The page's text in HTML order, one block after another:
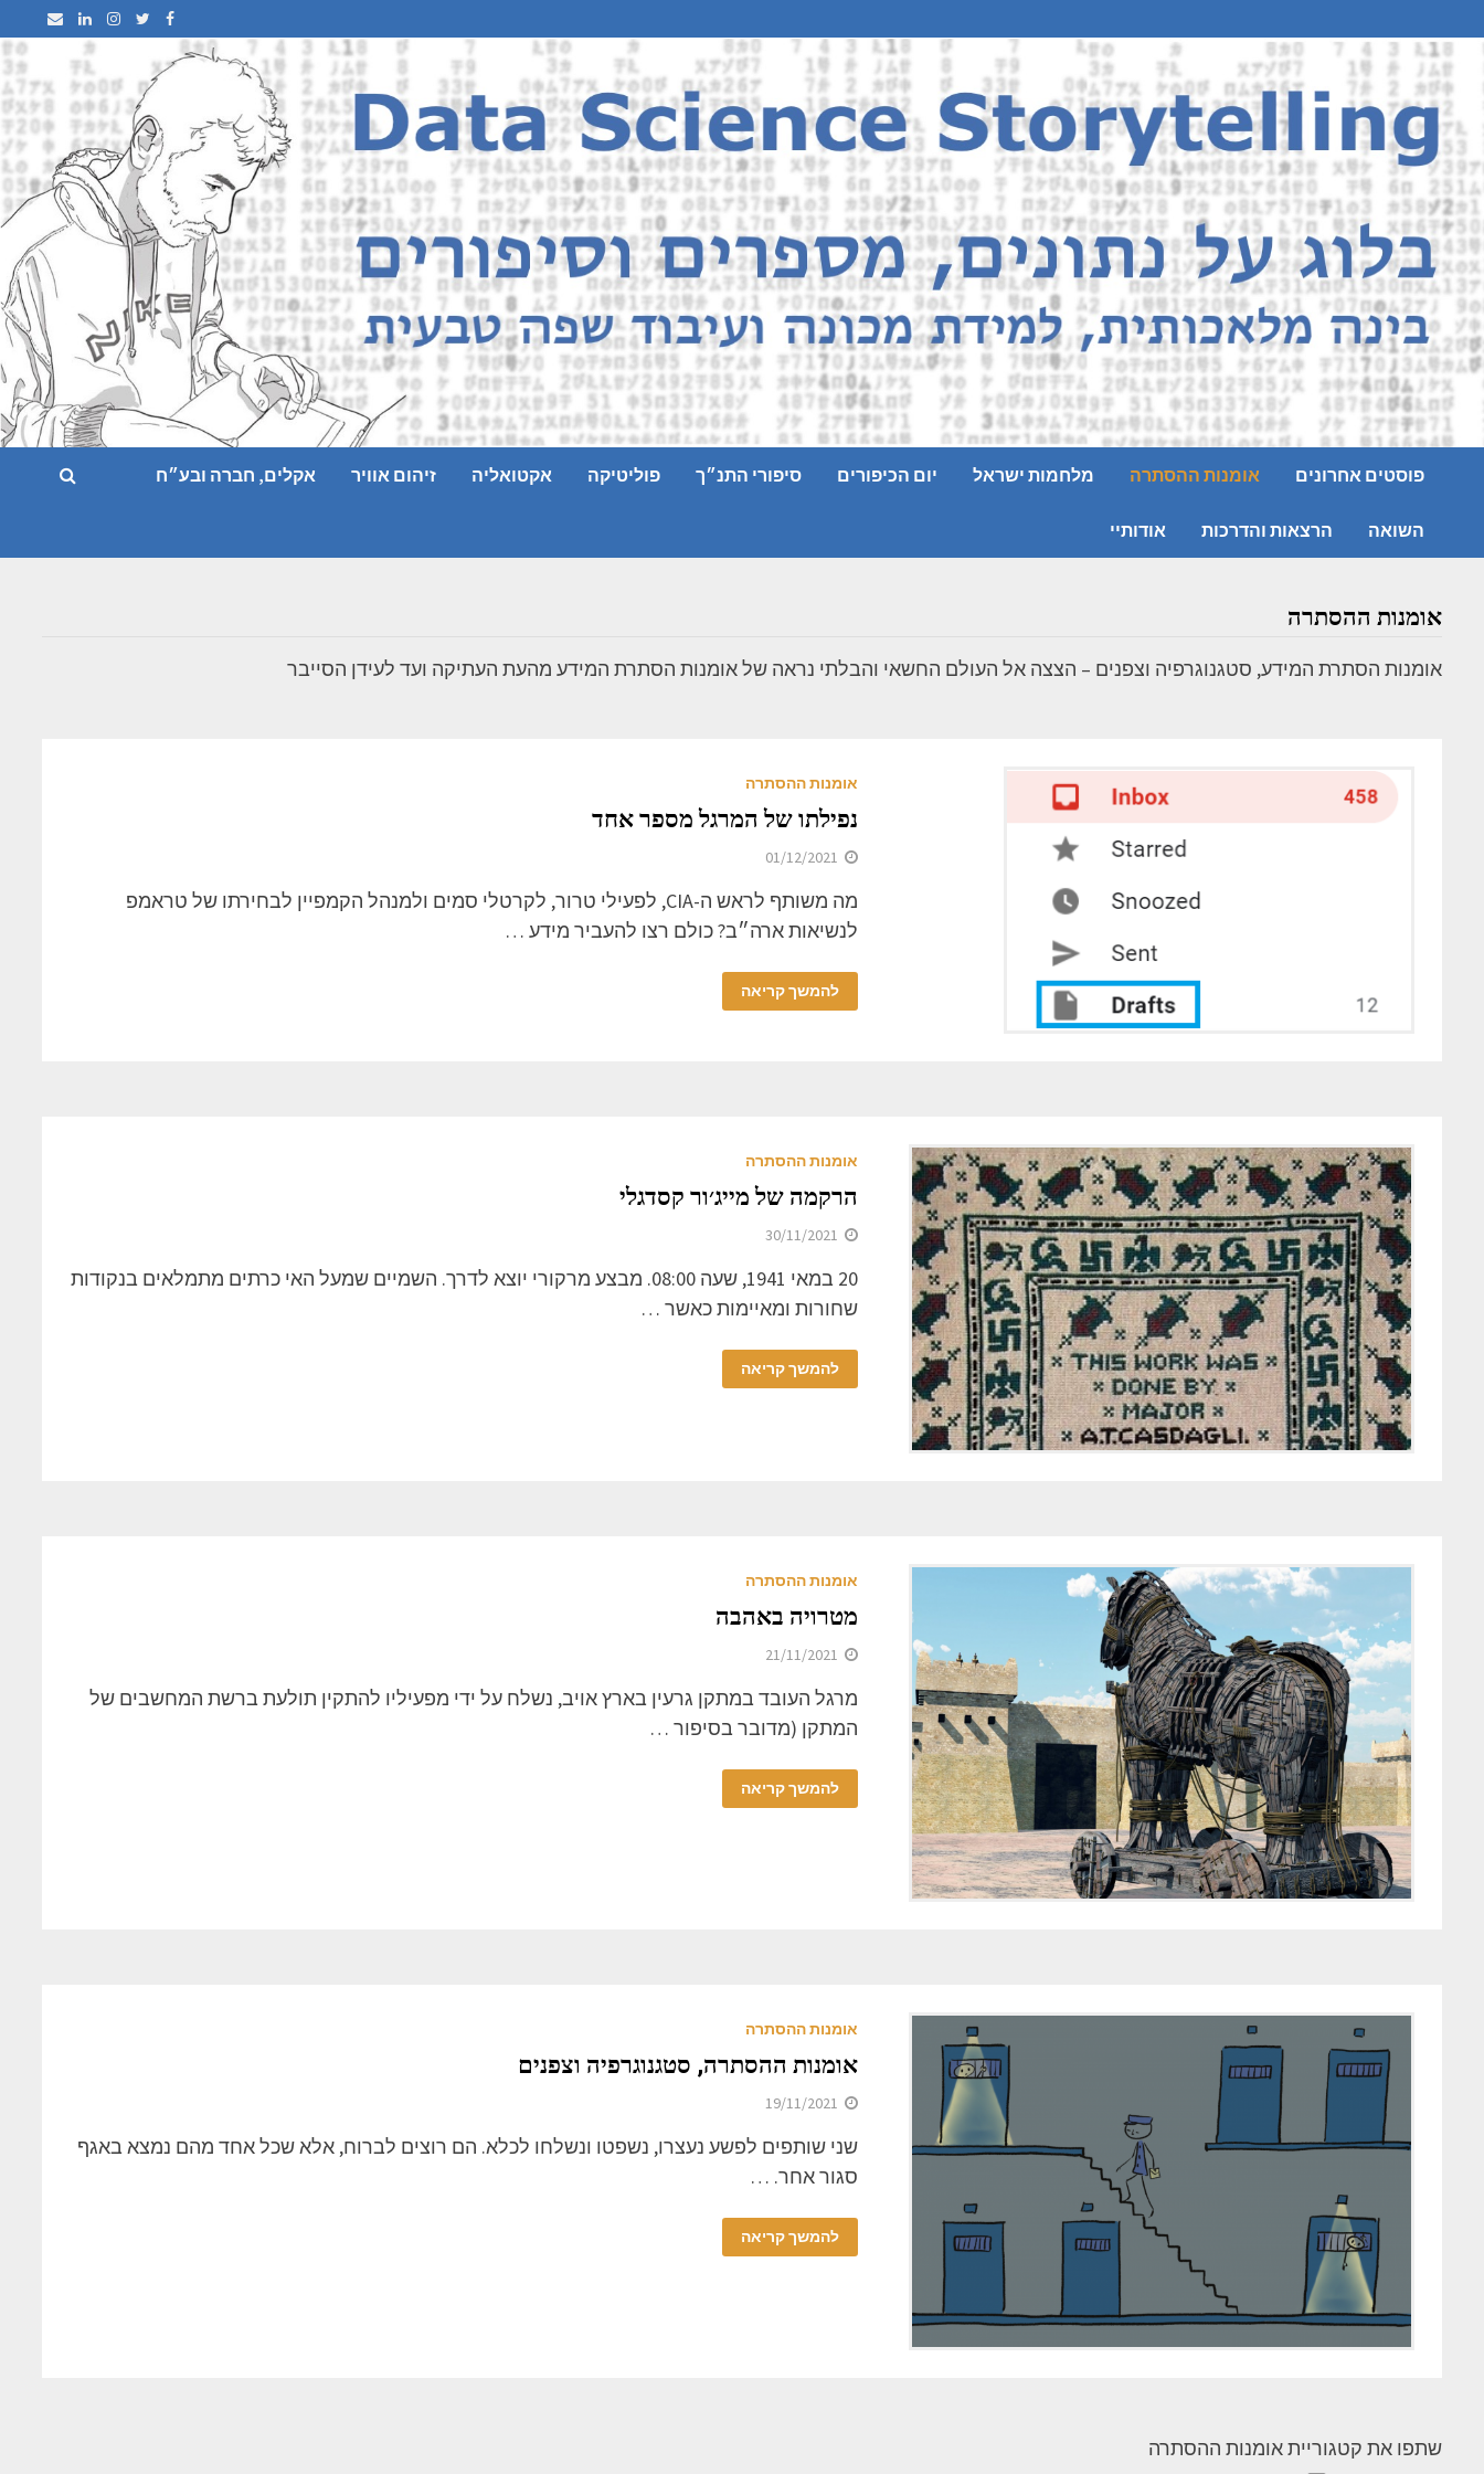
to
content
פוסטים אחרונים אומנות ההסתרה מלחמות ישראל יום הכיפורים סיפורי התנ״ך פוליטיקה אקטואליה זיהום אוויר אקלים, חברה ובע״ח
השואה הרצאות והדרכות אודותיי
אומנות ההסתרה
אומנות הסתרת המידע, סטגנוגרפיה וצפנים – הצצה אל העולם החשאי והבלתי נראה של אומנות הסתרת המידע מהעת העתיקה ועד לעידן הסייבר
אומנות ההסתרה
נפילתו של המרגל מספר אחד
01/12/2021
מה משותף לראש ה-CIA, לפעילי טרור, לקרטלי סמים ולמנהל הקמפיין לבחירתו של טראמפ
לנשיאות ארה״ב? כולם רצו להעביר מידע …
להמשך קריאה
אומנות ההסתרה
הרקמה של מייג׳ור קסדגלי
30/11/2021
20 במאי 1941, שעה 08:00. מבצע מרקורי יוצא לדרך. השמיים שמעל האי כרתים מתמלאים בנקודות
שחורות ומאיימות כאשר …
להמשך קריאה
אומנות ההסתרה
מטרויה באהבה
21/11/2021
מרגל העובד במתקן גרעין בארץ אויב, נשלח על ידי מפעיליו להתקין תולעת ברשת המחשבים של
המתקן (מדובר בסיפור …
להמשך קריאה
אומנות ההסתרה
אומנות ההסתרה, סטגנוגרפיה וצפנים
19/11/2021
שני שותפים לפשע נעצרו, נשפטו ונשלחו לכלא. הם רוצים לברוח, אלא שכל אחד מהם נמצא באגף
סגור אחר. …
להמשך קריאה
שתפו את קטגוריית אומנות ההסתרה